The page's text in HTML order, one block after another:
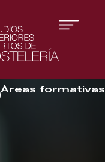
Áreas formativas